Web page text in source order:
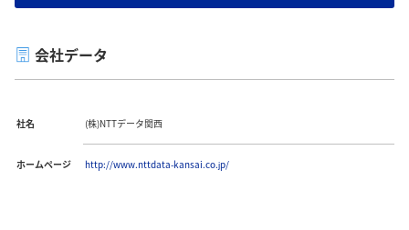
会社データ
社名 (株)NTTデータ関西
ホームページ http://www.nttdata-kansai.co.jp/